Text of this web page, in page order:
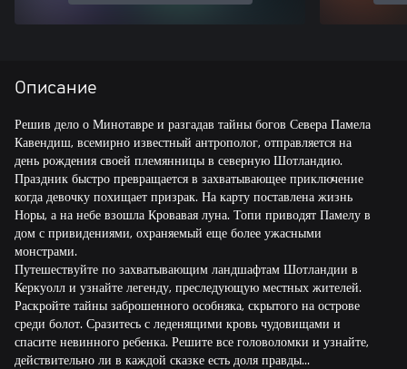
Описание
Решив дело о Минотавре и разгадав тайны богов Севера Памела
Кавендиш, всемирно известный антрополог, отправляется на
день рождения своей племянницы в северную Шотландию.
Праздник быстро превращается в захватывающее приключение
когда девочку похищает призрак. На карту поставлена жизнь
Норы, а на небе взошла Кровавая луна. Топи приводят Памелу в
дом с привидениями, охраняемый еще более ужасными
монстрами.
Путешествуйте по захватывающим ландшафтам Шотландии в
Керкуолл и узнайте легенду, преследующую местных жителей.
Раскройте тайны заброшенного особняка, скрытого на острове
среди болот. Сразитесь с леденящими кровь чудовищами и
спасите невинного ребенка. Решите все головоломки и узнайте,
действительно ли в каждой сказке есть доля правды...